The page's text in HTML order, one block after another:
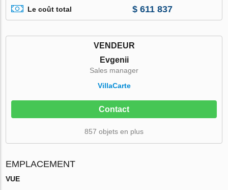
Le coût total $ 611 837
VENDEUR
Evgenii
Sales manager
VillaСarte
Contact
857 objets en plus
EMPLACEMENT
VUE